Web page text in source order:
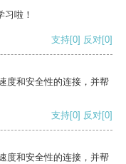
啦！
支持[0] 反对[0]
度和安全性的连接，并帮
支持[0] 反对[0]
度和安全性的连接，并帮